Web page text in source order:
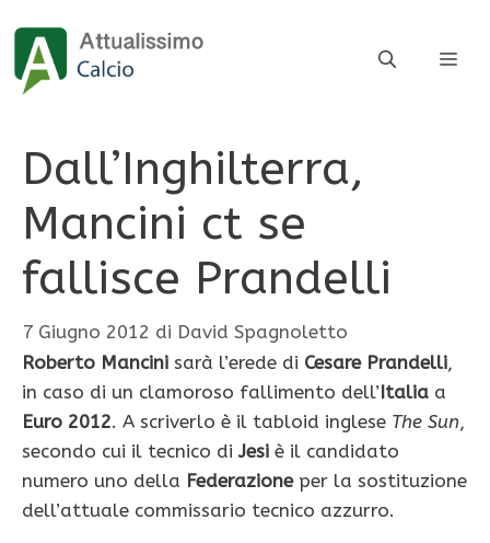
contenuto
Dall’Inghilterra,
Mancini ct se
fallisce Prandelli
7 Giugno 2012 di David Spagnoletto
Roberto Mancini sarà l’erede di Cesare Prandelli,
in caso di un clamoroso fallimento dell’Italia a
Euro 2012. A scriverlo è il tabloid inglese The Sun,
secondo cui il tecnico diJesi è il candidato
numero uno della Federazioneper la sostituzione
dell’attuale commissario tecnico azzurro.